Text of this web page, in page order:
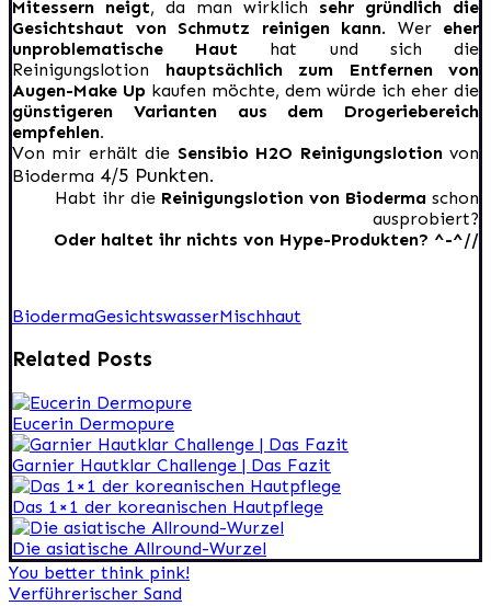
Mitessern neigt, da man wirklich sehr gründlich die
Gesichtshaut von Schmutz reinigen kann. Wereher
unproblematische Haut hat und sich die
Reinigungslotion hauptsächlich zum Entfernen von
Augen-Make Up kaufen möchte, dem würde ich eher die
günstigeren Varianten aus dem Drogeriebereich
empfehlen.
Von mir erhält die Sensibio H2O Reinigungslotionvon
Bioderma 4/5 Punkten.
Habt ihr die Reinigungslotion von Bioderma schon
ausprobiert?
Oder haltet ihr nichts von Hype-Produkten? ^-^//
BiodermaGesichtswasserMischhaut
Related Posts
Eucerin Dermopure
Garnier Hautklar Challenge | Das Fazit
Das 1×1 der koreanischen Hautpflege
Die asiatische Allround-Wurzel
Beitragsnavigation
You better think pink!
Verführerischer Sand